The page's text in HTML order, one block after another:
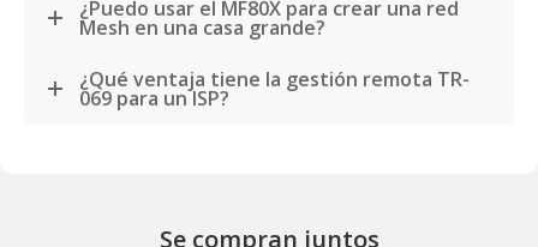
¿Puedo usar el MF80X para crear una red
Mesh en una casa grande?
¿Qué ventaja tiene la gestión remota TR-
069 para un ISP?
Se compran juntos